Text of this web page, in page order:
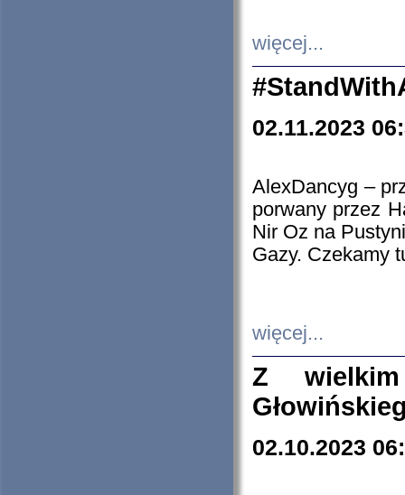
więcej...
02.11.2023
AlexDancyg –
porwany przez
Nir Oz na
Gazy. Czekamy
więcej...
Z
02.10.2023